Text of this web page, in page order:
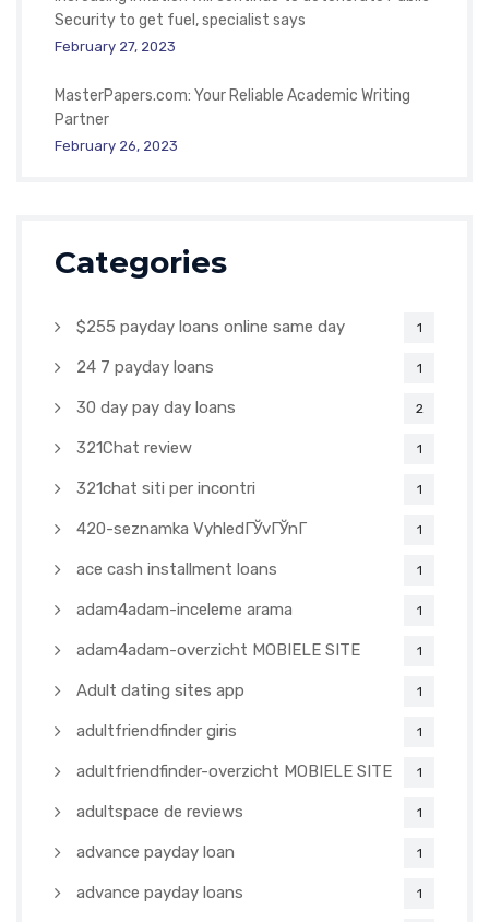
Security to get fuel, specialist says
February 27, 2023
MasterPapers.com: Your Reliable Academic Writing
Partner
February 26, 2023
Categories
$255 payday loans online same day 1
24 7 payday loans 1
30 day pay day loans 2
321Chat review 1
321chat siti per incontri 1
420-seznamka VyhledГЎvГЎnГ­ 1
ace cash installment loans 1
adam4adam-inceleme arama 1
adam4adam-overzicht MOBIELE SITE 1
Adult dating sites app 1
adultfriendfinder giris 1
adultfriendfinder-overzicht MOBIELE SITE 1
adultspace de reviews 1
advance payday loan 1
advance payday loans 1